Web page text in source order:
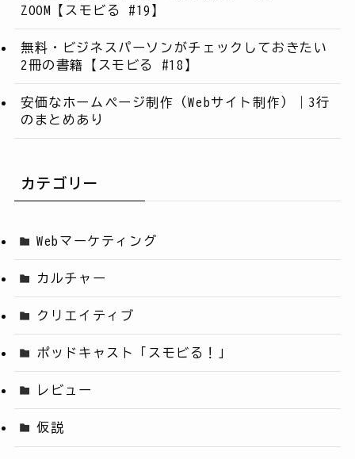
ZOOM【スモビる #19】
無料・ビジネスパーソンがチェックしておきたい
2冊の書籍【スモビる #18】
安価なホームページ制作（Webサイト制作）｜3行
のまとめあり
カテゴリー
Webマーケティング
カルチャー
クリエイティブ
ポッドキャスト「スモビる！」
レビュー
仮説